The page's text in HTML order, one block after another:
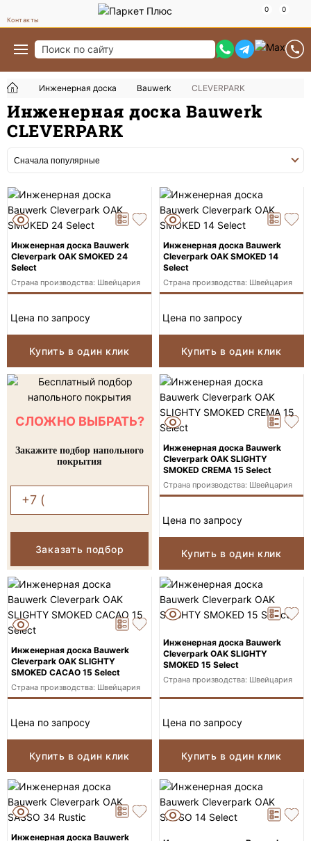
Контакты
Инженерная доска Bauwerk CLEVERPARK
Инженерная доска Bauwerk
CLEVERPARK
Инженерная доска Bauwerk
Cleverpark OAK SMOKED 24
Select
Страна производства: Швейцария
Цена по запросу
Купить в один клик
Инженерная доска Bauwerk
Cleverpark OAK SMOKED 14
Select
Страна производства: Швейцария
Цена по запросу
Купить в один клик
СЛОЖНО ВЫБРАТЬ?
Закажите подбор напольного
покрытия
Заказать подбор
Инженерная доска Bauwerk
Cleverpark OAK SLIGHTY
SMOKED CREMA 15 Select
Страна производства: Швейцария
Цена по запросу
Купить в один клик
Инженерная доска Bauwerk
Cleverpark OAK SLIGHTY
SMOKED CACAO 15 Select
Страна производства: Швейцария
Цена по запросу
Купить в один клик
Инженерная доска Bauwerk
Cleverpark OAK SLIGHTY
SMOKED 15 Select
Страна производства: Швейцария
Цена по запросу
Купить в один клик
Инженерная доска Bauwerk